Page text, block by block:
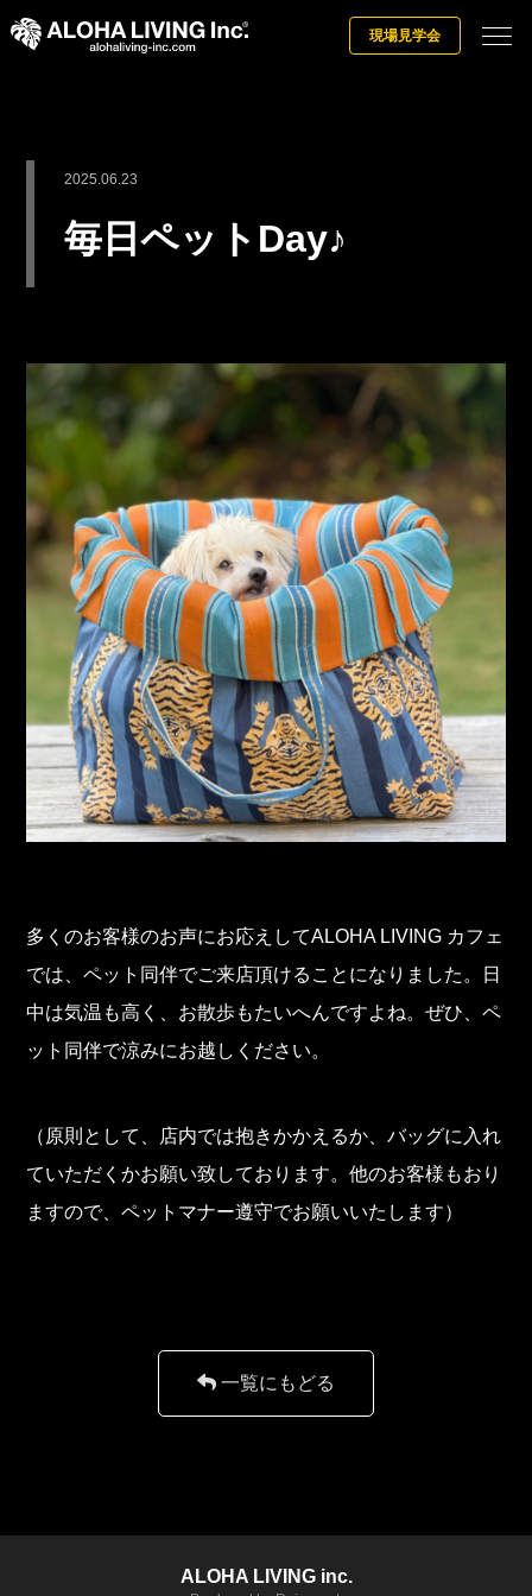
現場見学会
2025.06.23
毎日ペットDay♪
多くのお客様のお声にお応えしてALOHA LIVING カフェ
では、ペット同伴でご来店頂けることになりました。日
中は気温も高く、お散歩もたいへんですよね。ぜひ、ペ
ット同伴で涼みにお越しください。
（原則として、店内では抱きかかえるか、バッグに入れ
ていただくかお願い致しております。他のお客様もおり
ますので、ペットマナー遵守でお願いいたします）
一覧にもどる
ALOHA LIVING inc.